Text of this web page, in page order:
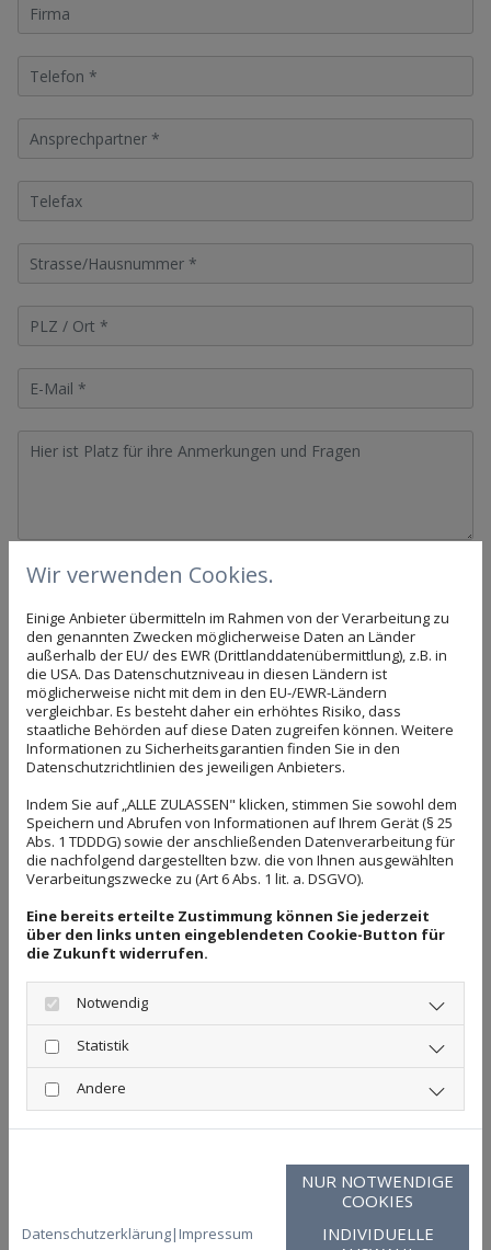
Reinigungsart
Büroreinigung
Praxisreinigung
Treppenhausreinigung
Glasreinigung
Wohnungsreinigung
Gewünschte Reinigungstage
Mo
Di
Mi
Wir verwenden Cookies.
Einige Anbieter übermitteln im Rahmen von der Verarbeitung zu
den genannten Zwecken möglicherweise Daten an Länder
außerhalb der EU/ des EWR (Drittlanddatenübermittlung), z.B. in
die USA. Das Datenschutzniveau in diesen Ländern ist
möglicherweise nicht mit dem in den EU-/EWR-Ländern
vergleichbar. Es besteht daher ein erhöhtes Risiko, dass
staatliche Behörden auf diese Daten zugreifen können. Weitere
Informationen zu Sicherheitsgarantien finden Sie in den
Datenschutzrichtlinien des jeweiligen Anbieters.
Indem Sie auf „ALLE ZULASSEN" klicken, stimmen Sie sowohl dem
Speichern und Abrufen von Informationen auf Ihrem Gerät (§ 25
Abs. 1 TDDDG) sowie der anschließenden Datenverarbeitung für
die nachfolgend dargestellten bzw. die von Ihnen ausgewählten
Verarbeitungszwecke zu (Art 6 Abs. 1 lit. a. DSGVO).
Eine bereits erteilte Zustimmung können Sie jederzeit
über den links unten eingeblendeten Cookie-Button für
die Zukunft widerrufen.
Notwendig
Statistik
Andere
Datenschutzerklärung| Impressum
NUR NOTWENDIGE
COOKIES
INDIVIDUELLE